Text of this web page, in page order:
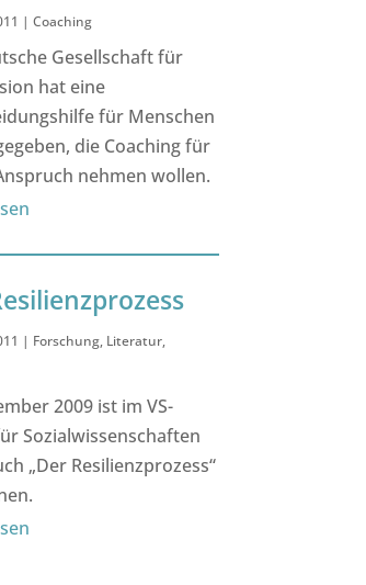
| Coaching
Gesellschaft für
hat eine
für Menschen
die Coaching für
nehmen wollen.
| Forschung, Literatur,
2009 ist im VS-
Sozialwissenschaften
„Der Resilienzprozess“